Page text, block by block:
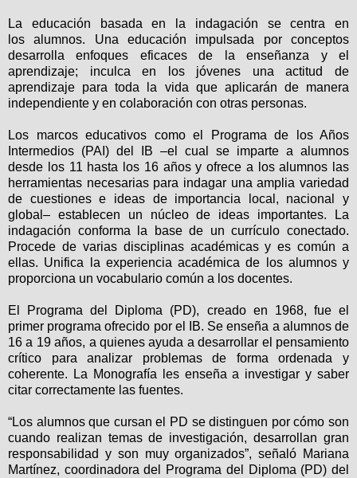
La educación basada en la indagación se centra en
losalumnos. Una educación impulsada por conceptos
desarrolla enfoques eficaces de
la enseñanza y el
aprendizaje; inculca en los jóvenes una actitud de
aprendizaje para toda la vida que aplicarán de manera
independiente y en colaboración con otras personas.
Los marcos educativos como el Programa de los Años
Intermedios (PAI) del IB –el cual se imparte a alumnos
desde los 11 hasta los 16 años y ofrece a los alumnos las
herramientas necesarias para indagar una amplia variedad
de cuestiones e ideas de importancia local, nacional y
global– establecen un núcleo de ideas importantes. La
indagación conforma la base de un currículo conectado.
Procede de varias disciplinas académicas y es común a
ellas. Unifica la experiencia académica de los alumnos y
proporciona un vocabulario común a los docentes.
El Programa del Diploma (PD), creado en 1968, fue el
primer programa ofrecido por el IB. Se enseña a alumnos de
16 a 19 años, a quienes ayuda a desarrollar el pensamiento
crítico para analizar problemas de forma ordenada y
coherente. La Monografía les enseña a investigar y saber
citar correctamente las fuentes.
“Los alumnos que cursan el PD se distinguen por cómo son
cuando realizan temas de investigación, desarrollan gran
responsabilidad y son muy organizados”, señaló Mariana
Martínez, coordinadora del Programa del Diploma (PD) del